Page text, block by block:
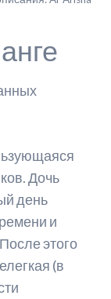
Дочь
день
и
этого
(в